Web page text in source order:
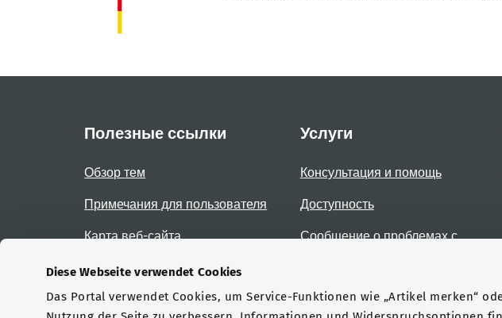
Diese Webseite verwendet Cookies
Das Portal verwendet Cookies, um Service-Funktionen wie „Artikel merken“
Полезные ссылки
Обзор тем
Примечания для пользователя
Карта веб-сайта
Услуги
Консультация и помощь
Доступность
Сообщение о проблемах с
Сертификаты